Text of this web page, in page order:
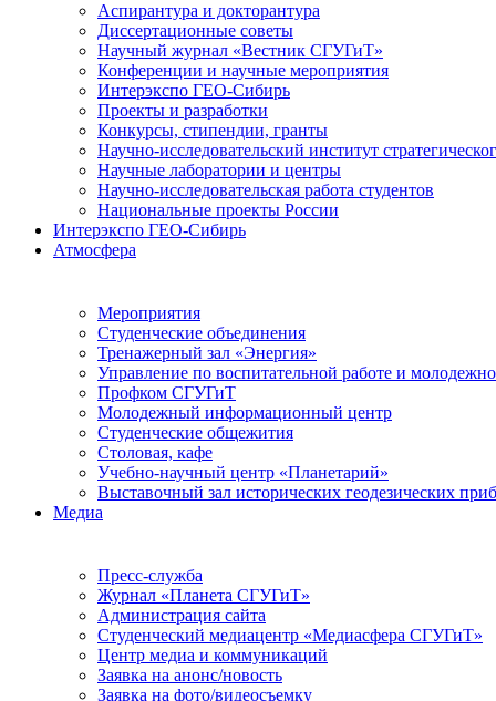
Аспирантура и докторантура
Диссертационные советы
Научный журнал «Вестник СГУГиТ»
Конференции и научные мероприятия
Интерэкспо ГЕО-Сибирь
Проекты и разработки
Конкурсы, стипендии, гранты
Научно-исследовательский институт
Научные лаборатории и центры
Научно-исследовательская работа студентов
Национальные проекты России
Интерэкспо ГЕО-Сибирь
Атмосфера
Мероприятия
Студенческие объединения
Тренажерный зал «Энергия»
Управление по воспитательной работе и
Профком СГУГиТ
Молодежный информационный центр
Студенческие общежития
Столовая, кафе
Учебно-научный центр «Планетарий»
Выставочный зал исторических геодезических
Медиа
Пресс-служба
Журнал «Планета СГУГиТ»
Администрация сайта
Студенческий медиацентр «Медиасфера СГУГиТ»
Центр медиа и коммуникаций
Заявка на анонс/новость
Заявка на фото/видеосъемку